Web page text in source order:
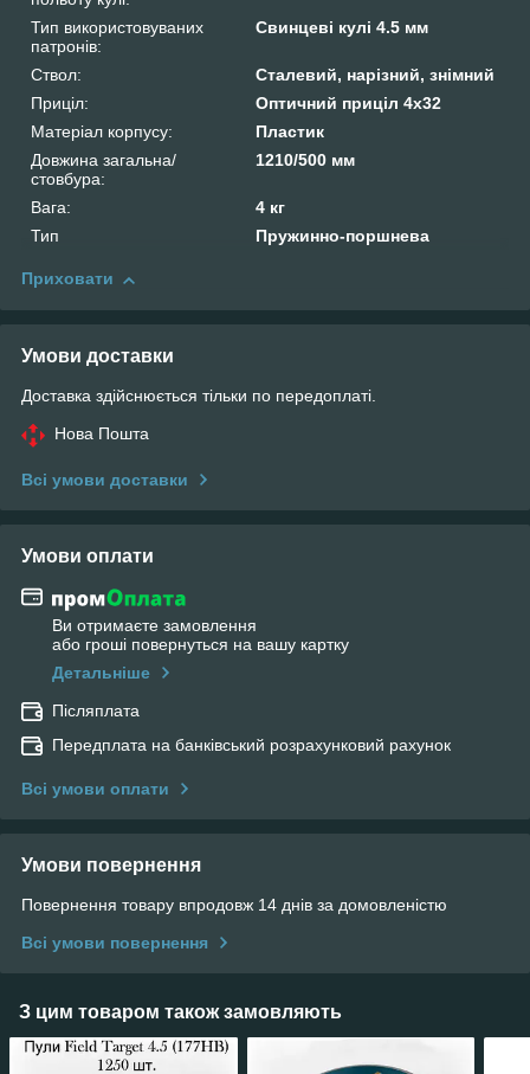
Тип використовуваних
патронів:
Свинцеві кулі 4.5 мм
Ствол:
Сталевий, нарізний, знімний
Приціл:
Оптичний приціл 4х32
Матеріал корпусу:
Пластик
Довжина загальна/
стовбура:
1210/500 мм
Вага:
4 кг
Тип
Пружинно-поршнева
Приховати
Умови доставки
Доставка здійснюється тільки по передоплаті.
Нова Пошта
Всі умови доставки
Умови оплати
Ви отримаєте замовлення
або гроші повернуться на вашу картку
Детальніше
Післяплата
Передплата на банківський розрахунковий рахунок
Всі умови оплати
Умови повернення
Повернення товару впродовж 14 днів за домовленістю
Всі умови повернення
З цим товаром також замовляють